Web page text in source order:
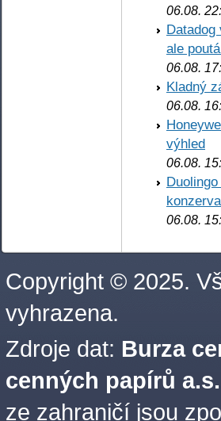
06.08.
ale
06.08.
Kladný
06.08.
výhled
06.08.
06.08.
Copyright © 2025.
vyhrazena.
Zdroje dat: Burza
cenných papírů a.s.
ze zahraničí jsou